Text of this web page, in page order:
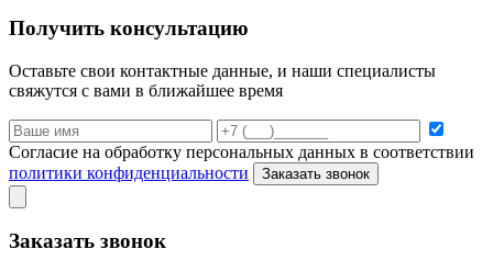
Получить консультацию
Оставьте свои контактные данные, и наши специалисты
свяжутся с вами в ближайшее время
Согласие на обработку персональных данных в соответствии
политики конфиденциальности
Заказать звонок
Заказать звонок